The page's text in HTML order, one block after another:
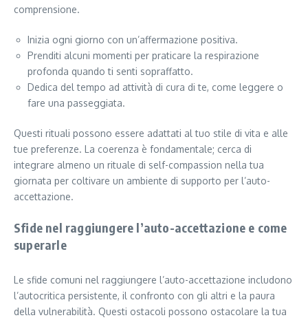
comprensione.
Inizia ogni giorno con un’affermazione positiva.
Prenditi alcuni momenti per praticare la respirazione
profonda quando ti senti sopraffatto.
Dedica del tempo ad attività di cura di te, come leggere o
fare una passeggiata.
Questi rituali possono essere adattati al tuo stile di vita e alle
tue preferenze. La coerenza è fondamentale; cerca di
integrare almeno un rituale di self-compassion nella tua
giornata per coltivare un ambiente di supporto per l’auto-
accettazione.
Sfide nel raggiungere l’auto-accettazione e come
superarle
Le sfide comuni nel raggiungere l’auto-accettazione includono
l’autocritica persistente, il confronto con gli altri e la paura
della vulnerabilità. Questi ostacoli possono ostacolare la tua